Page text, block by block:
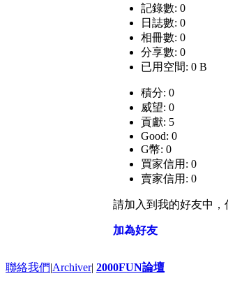
記錄數: 0
日誌數: 0
相冊數: 0
分享數: 0
已用空間: 0 B
積分: 0
威望: 0
貢獻: 5
Good: 0
G幣: 0
買家信用: 0
賣家信用: 0
請加入到我的好友中，
加為好友
聯絡我們|Archiver| 2000FUN論壇